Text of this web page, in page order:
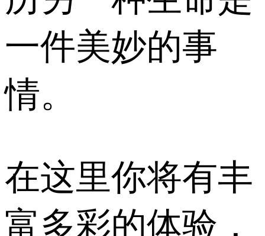
一件美妙的事
情。
在这里你将有丰
富多彩的体验，